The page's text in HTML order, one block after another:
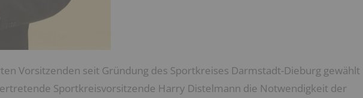
Vorsitzenden seit Gründung des Sportkreises Darmstadt-Dieburg gewählt
Sportkreisvorsitzende Harry Distelmann die Notwendigkeit der